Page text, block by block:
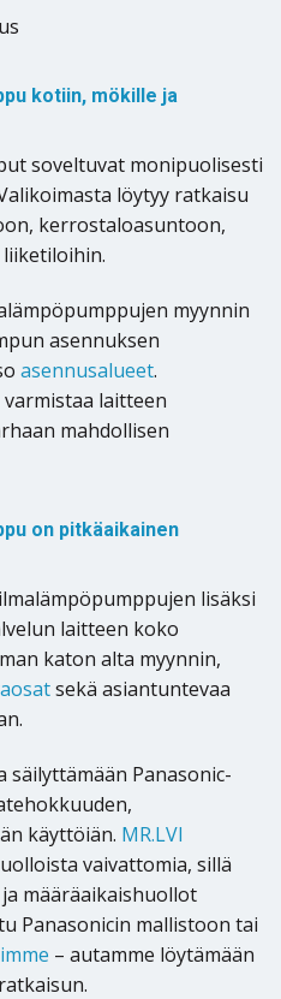
kotiin, mökille ja
soveltuvat monipuolisesti
löytyy ratkaisu
kerrostaloasuntoon,
myynnin
asennuksen
asennusalueet.
laitteen
mahdollisen
on pitkäaikainen
lisäksi
laitteen koko
katon alta myynnin,
sekä asiantuntevaa
Panasonic-
käyttöiän. MR.LVI
vaivattomia, sillä
määräaikaishuollot
Panasonicin mallistoon tai
– autamme löytämään